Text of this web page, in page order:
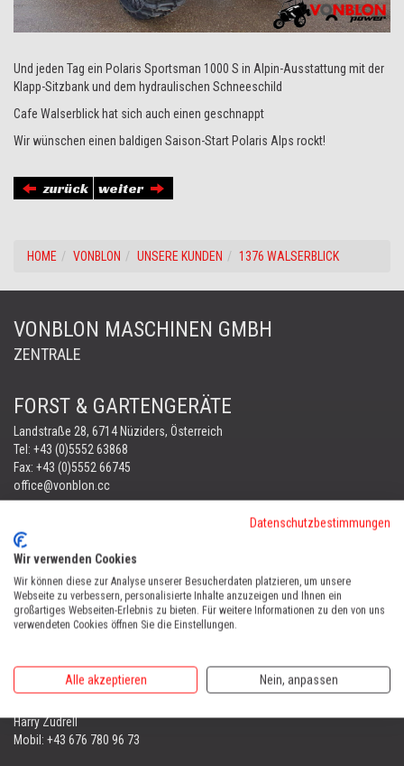
Und jeden Tag ein Polaris Sportsman 1000 S in Alpin-Ausstattung mit der
Klapp-Sitzbank und dem hydraulischen Schneeschild
Cafe Walserblick hat sich auch einen geschnappt
Wir wünschen einen baldigen Saison-Start Polaris Alps rockt!
zurück weiter
HOME VONBLON UNSERE KUNDEN 1376 WALSERBLICK
VONBLON MASCHINEN GMBH
ZENTRALE
FORST & GARTENGERÄTE
Landstraße 28, 6714 Nüziders, Österreich
Tel: +43 (0)5552 63868
Fax: +43 (0)5552 66745
office@vonblon.cc
PORTABLE WINCH
AUTOMOWER
Automower Kundendienst Nüziders
AUTOMOWER SHOP LUSTENAU
Harry Zudrell
Mobil: +43 676 780 96 73
Datenschutzbestimmungen
Wir verwenden Cookies
Wir können diese zur Analyse unserer Besucherdaten platzieren, um unsere
Webseite zu verbessern, personalisierte Inhalte anzuzeigen und Ihnen ein
großartiges Webseiten-Erlebnis zu bieten. Für weitere Informationen zu den von uns
verwendeten Cookies öffnen Sie die Einstellungen.
Alle akzeptieren Nein, anpassen